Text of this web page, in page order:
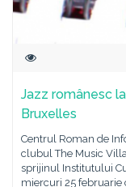
Jazz românesc
Bruxelles
Centrul Roman de
clubul The Music
sprijinul Institutului
miercuri 25 februarie